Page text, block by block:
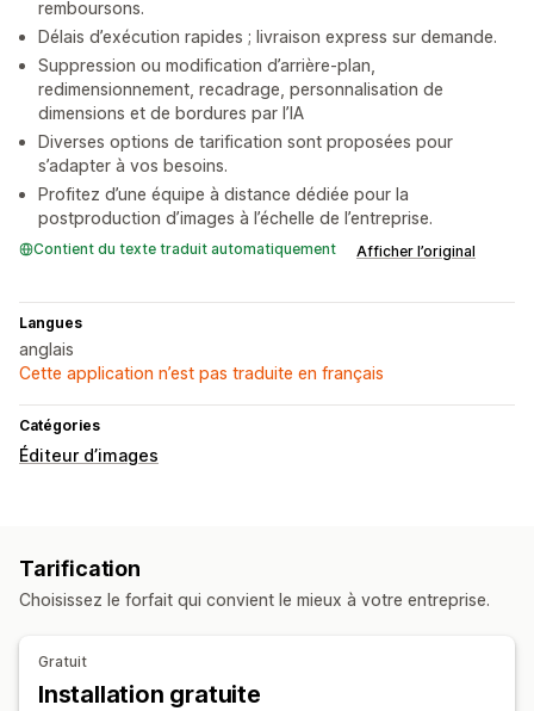
remboursons.
Délais d’exécution rapides ; livraison express sur demande.
Suppression ou modification d’arrière-plan,
redimensionnement, recadrage, personnalisation de
dimensions et de bordures par l’IA
Diverses options de tarification sont proposées pour
s’adapter à vos besoins.
Profitez d’une équipe à distance dédiée pour la
postproduction d’images à l’échelle de l’entreprise.
Contient du texte traduit automatiquement Afficher l’original
Langues
anglais
Cette application n’est pas traduite en français
Catégories
Éditeur d’images
Tarification
Choisissez le forfait qui convient le mieux à votre entreprise.
Gratuit
Installation gratuite